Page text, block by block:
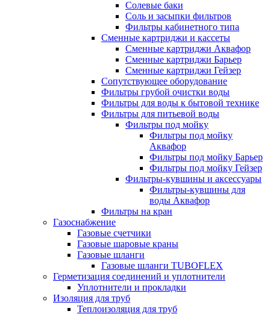
Солевые баки
Соль и засыпки фильтров
Фильтры кабинетного типа
Сменные картриджи и кассеты
Сменные картриджи Аквафор
Сменные картриджи Барьер
Сменные картриджи Гейзер
Сопутствующее оборудование
Фильтры грубой очистки воды
Фильтры для воды к бытовой технике
Фильтры для питьевой воды
Фильтры под мойку
Фильтры под мойку
Аквафор
Фильтры под мойку Барьер
Фильтры под мойку Гейзер
Фильтры-кувшины и аксессуары
Фильтры-кувшины для
воды Аквафор
Фильтры на кран
Газоснабжение
Газовые счетчики
Газовые шаровые краны
Газовые шланги
Газовые шланги TUBOFLEX
Герметизация соединений и уплотнители
Уплотнители и прокладки
Изоляция для труб
Теплоизоляция для труб